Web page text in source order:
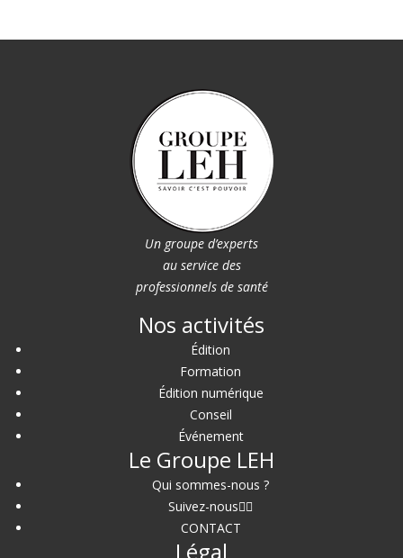
Un groupe d’experts
au service des
professionnels de santé
Nos activités
Édition
Formation
Édition numérique
Conseil
Événement
Le Groupe LEH
Qui sommes-nous ?
Suivez-nous
CONTACT
Légal